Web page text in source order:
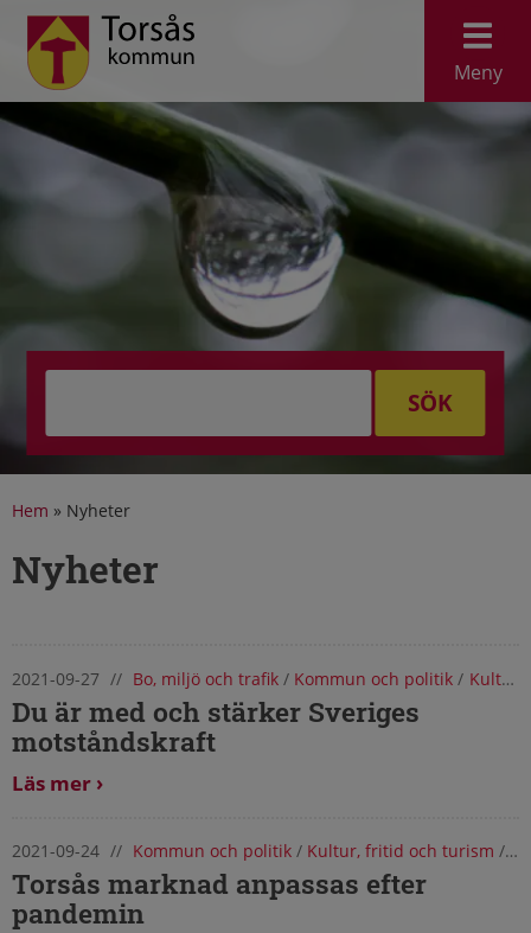
Meny
SÖK
Hem » Nyheter
Nyheter
Nyheter från Torsås kommun
2021-09-27 // Bo, miljö och trafik/ Kommun och politik / Kultur, fritid och turism
Du är med och stärker Sveriges
motståndskraft
Läs mer
2021-09-24 // Kommun och politik/ Kultur, fritid och turism /
Torsås marknad anpassas efter
pandemin